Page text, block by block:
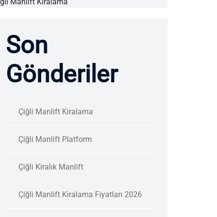
Son
Gönderiler
Çiğli Manlift Kiralama
Çiğli Manlift Platform
Çiğli Kiralık Manlift
Çiğli Manlift Kiralama Fiyatları 2026